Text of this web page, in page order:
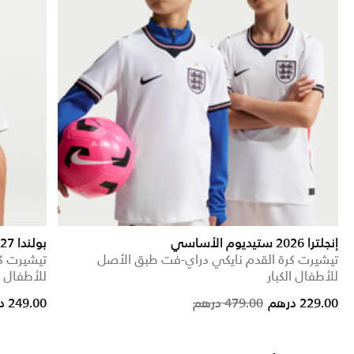
إنجلترا 2026 ستيديوم الأساسي
تيشيرت كرة القدم نايكي دراي-فت طبق الأصل
للأطفال الكبار
Price reduced from479.00 درهم 229.00 درهم
بولندا 2026/27
تيشيرت
للأطفال
249.00 درهم